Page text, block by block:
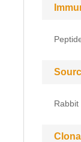
Rabbit